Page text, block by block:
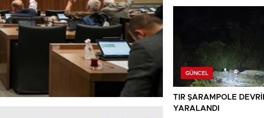
GÜNCEL
TIR ŞARAMPOLE
YARALANDI